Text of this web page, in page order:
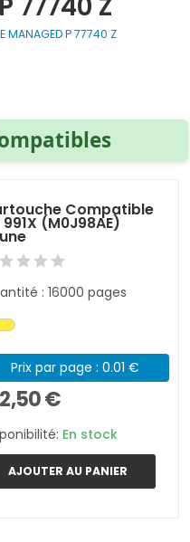
77740 Z
MANAGED P 77740 Z
Compatible
991X (M0J98AE)
: 16000 pages
Prix par page : 0.01 €
€
En stock
AJOUTER AU PANIER